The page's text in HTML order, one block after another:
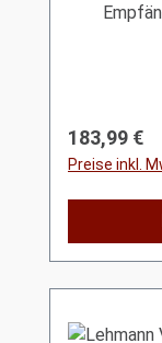
Regulärer
183,99 €
Preise inkl.